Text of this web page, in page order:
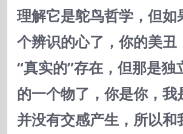
理解它是鸵鸟哲学，但如
个辨识的心了，你的美丑
“真实的”存在，但那是独
的一个物了，你是你，我
并没有交感产生，所以和